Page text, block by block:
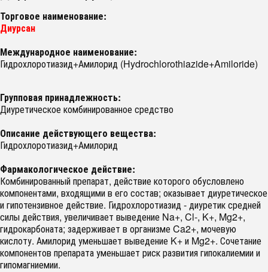
Торговое наименование:
Диурсан
Международное наименование:
Гидрохлоротиазид+Амилорид (Hydrochlorothiazide+Amiloride)
Групповая принадлежность:
Диуретическое комбинированное средство
Описание действующего вещества:
Гидрохлоротиазид+Амилорид
Фармакологическое действие:
Комбинированный препарат, действие которого обусловлено
компонентами, входящими в его состав; оказывает диуретическое
и гипотензивное действие. Гидрохлоротиазид - диуретик средней
силы действия, увеличивает выведение Na+, Cl-, K+, Mg2+,
гидрокарбоната; задерживает в организме Ca2+, мочевую
кислоту. Амилорид уменьшает выведение K+ и Mg2+. Сочетание
компонентов препарата уменьшает риск развития гипокалиемии и
гипомагниемии.